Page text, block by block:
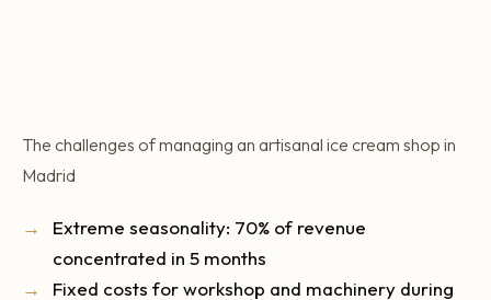
The challenges of managing an artisanal ice cream shop in
Madrid
Extreme seasonality: 70% of revenue
concentrated in 5 months
Fixed costs for workshop and machinery during